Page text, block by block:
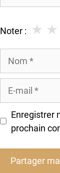
Noter : ★
★
Enregistrer
prochain